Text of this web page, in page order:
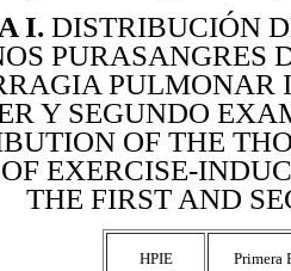
I. DISTRIBUCIÓN
PURASANGRES
PULMONAR
Y SEGUNDO
OF THE
EXERCISE-
THE FIRST AND
HPIE Primera